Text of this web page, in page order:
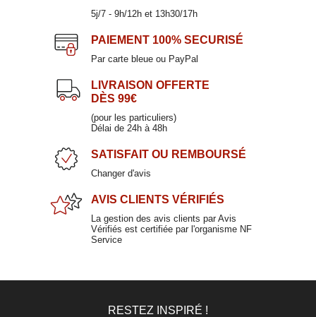
5j/7 - 9h/12h et 13h30/17h
PAIEMENT 100% SECURISÉ
Par carte bleue ou PayPal
LIVRAISON OFFERTE
DÈS 99€
(pour les particuliers)
Délai de 24h à 48h
SATISFAIT OU REMBOURSÉ
Changer d'avis
AVIS CLIENTS VÉRIFIÉS
La gestion des avis clients par Avis
Vérifiés est certifiée par l'organisme NF
Service
RESTEZ INSPIRÉ !